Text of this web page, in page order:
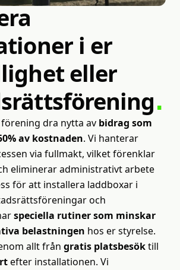
i er
eller
dra nytta av bidrag som
av kostnaden. Vi hanterar
via fullmakt, vilket förenklar
eliminerar administrativt arbete
för att installera laddboxar i
och
speciella rutiner som minskar
belastningen hos er styrelse.
allt från gratis platsbesöktill
efter installationen. Vi